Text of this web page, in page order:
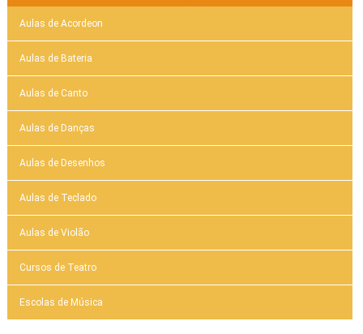
Aulas de Acordeon
Aulas de Bateria
Aulas de Canto
Aulas de Danças
Aulas de Desenhos
Aulas de Teclado
Aulas de Violão
Cursos de Teatro
Escolas de Música